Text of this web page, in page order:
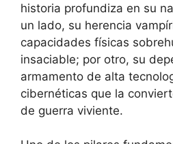
historia profundiza en su
un lado, su herencia
capacidades físicas
insaciable; por otro, su
armamento de alta
cibernéticas que la
de guerra viviente.